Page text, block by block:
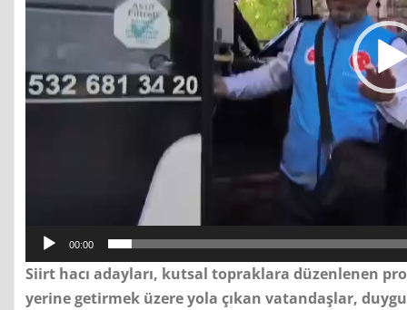
y
t
ı
00:00
Siirt hacı adayları, kutsal topraklara düzenlenen
yerine getirmek üzere yola çıkan vatandaşlar,